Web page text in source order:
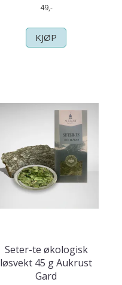
49,-
KJØP
Seter-te økologisk
løsvekt 45 g Aukrust
Gard